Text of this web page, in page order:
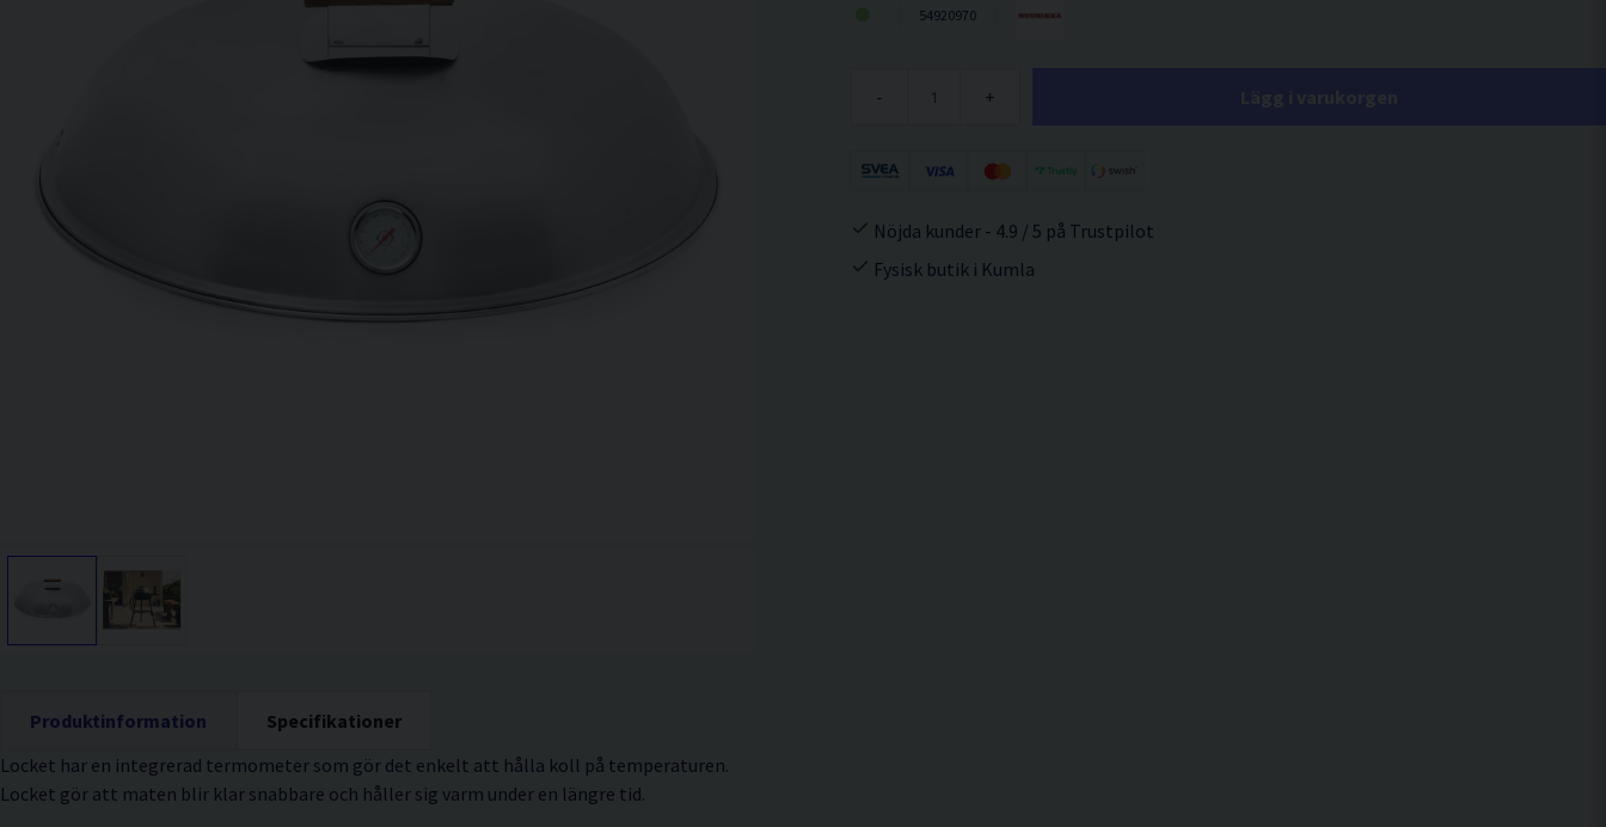
Produktinformation
Specifikationer
Locket har en integrerad termometer som gör det enkelt att hålla koll på temperaturen.
Locket gör att maten blir klar snabbare och håller sig varm under en längre tid.
54920970
- +
Nöjda kunder - 4.9 / 5 på Trustpilot
Fysisk butik i Kumla